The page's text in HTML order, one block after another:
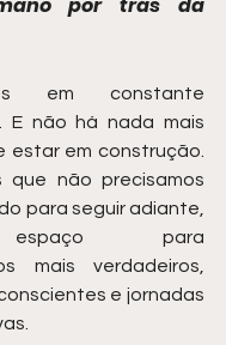
em constante
E não há nada mais
estar em construção.
que não precisamos
para seguir adiante,
para
mais verdadeiros,
e jornadas